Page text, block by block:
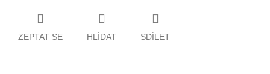
ZEPTAT SE HLÍDAT SDÍLET